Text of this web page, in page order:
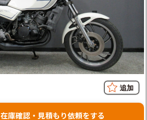
在庫確認・見積もり依頼をする